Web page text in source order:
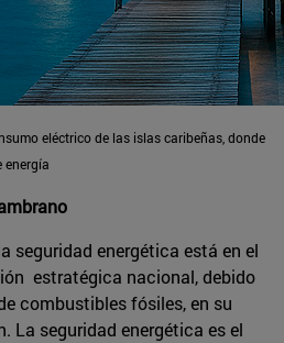
eléctrico de las islas caribeñas, donde
energía
seguridad energética está en el
estratégica nacional, debido
combustibles fósiles, en su
La seguridad energética es el